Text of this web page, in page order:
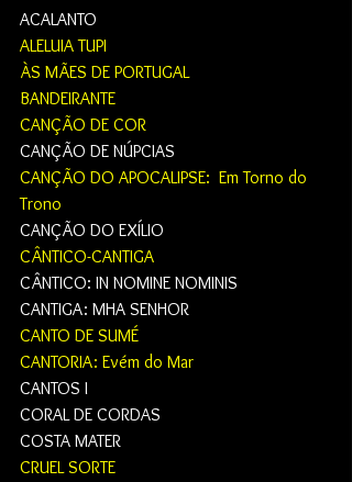
ACALANTO
ALELUIA TUPI
ÀS MÃES DE PORTUGAL
BANDEIRANTE
CANÇÃO DE COR
CANÇÃO DE NÚPCIAS
CANÇÃO DO APOCALIPSE:  Em Torno do
Trono
CANÇÃO DO EXÍLIO
CÂNTICO-CANTIGA
CÂNTICO: IN NOMINE NOMINIS
CANTIGA: MHA SENHOR
CANTO DE SUMÉ
CANTORIA: Evém do Mar
CANTOS I
CORAL DE CORDAS
COSTA MATER
CRUEL SORTE